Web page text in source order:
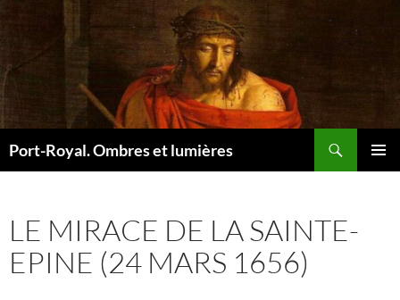
Port-Royal. Ombres et lumières
LE MIRACE DE LA SAINTE-
EPINE (24 MARS 1656)